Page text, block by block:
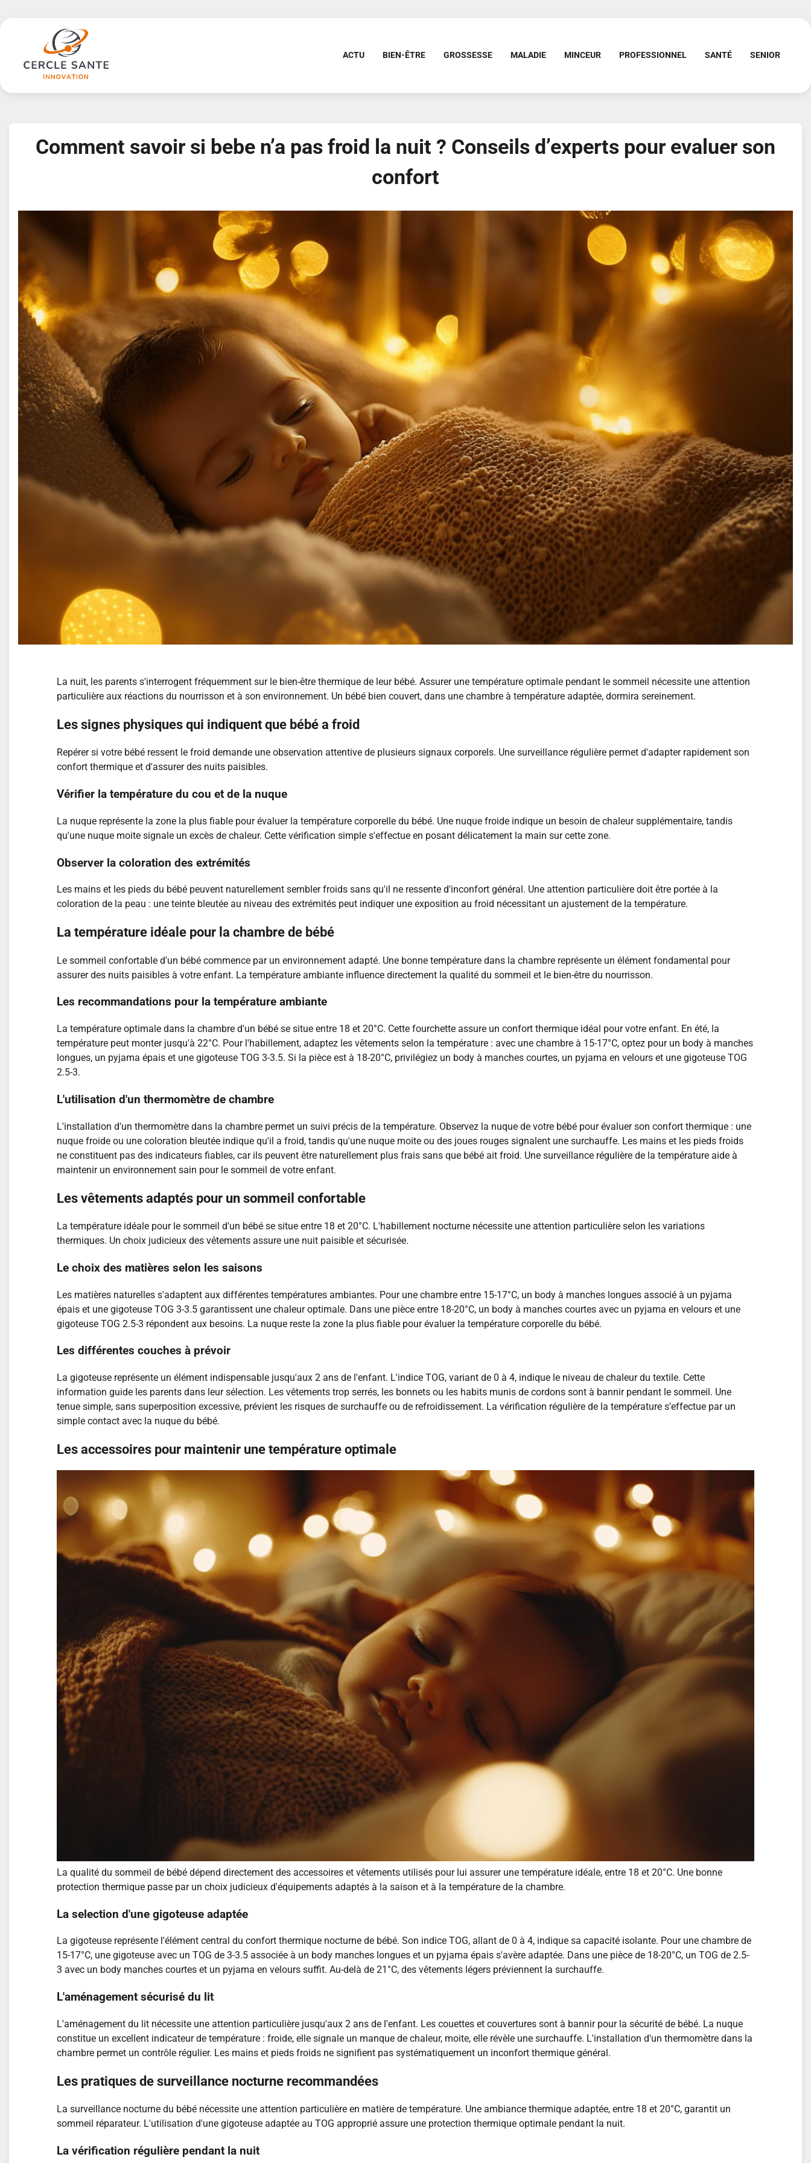
ACTU BIEN-ÊTRE GROSSESSE MALADIE MINCEUR PROFESSIONNEL SANTÉ SENIOR
Comment savoir si bebe n’a pas froid la nuit ? Conseils d’experts pour evaluer son
confort
La nuit, les parents s'interrogent fréquemment sur le bien-être thermique de leur bébé. Assurer une température optimale pendant le sommeil nécessite une attention
particulière aux réactions du nourrisson et à son environnement. Un bébé bien couvert, dans une chambre à température adaptée, dormira sereinement.
Les signes physiques qui indiquent que bébé a froid
Repérer si votre bébé ressent le froid demande une observation attentive de plusieurs signaux corporels. Une surveillance régulière permet d'adapter rapidement son
confort thermique et d'assurer des nuits paisibles.
Vérifier la température du cou et de la nuque
La nuque représente la zone la plus fiable pour évaluer la température corporelle du bébé. Une nuque froide indique un besoin de chaleur supplémentaire, tandis
qu'une nuque moite signale un excès de chaleur. Cette vérification simple s'effectue en posant délicatement la main sur cette zone.
Observer la coloration des extrémités
Les mains et les pieds du bébé peuvent naturellement sembler froids sans qu'il ne ressente d'inconfort général. Une attention particulière doit être portée à la
coloration de la peau : une teinte bleutée au niveau des extrémités peut indiquer une exposition au froid nécessitant un ajustement de la température.
La température idéale pour la chambre de bébé
Le sommeil confortable d'un bébé commence par un environnement adapté. Une bonne température dans la chambre représente un élément fondamental pour
assurer des nuits paisibles à votre enfant. La température ambiante influence directement la qualité du sommeil et le bien-être du nourrisson.
Les recommandations pour la température ambiante
La température optimale dans la chambre d'un bébé se situe entre 18 et 20°C. Cette fourchette assure un confort thermique idéal pour votre enfant. En été, la
température peut monter jusqu'à 22°C. Pour l'habillement, adaptez les vêtements selon la température : avec une chambre à 15-17°C, optez pour un body à manches
longues, un pyjama épais et une gigoteuse TOG 3-3.5. Si la pièce est à 18-20°C, privilégiez un body à manches courtes, un pyjama en velours et une gigoteuse TOG
2.5-3.
L'utilisation d'un thermomètre de chambre
L'installation d'un thermomètre dans la chambre permet un suivi précis de la température. Observez la nuque de votre bébé pour évaluer son confort thermique : une
nuque froide ou une coloration bleutée indique qu'il a froid, tandis qu'une nuque moite ou des joues rouges signalent une surchauffe. Les mains et les pieds froids
ne constituent pas des indicateurs fiables, car ils peuvent être naturellement plus frais sans que bébé ait froid. Une surveillance régulière de la température aide à
maintenir un environnement sain pour le sommeil de votre enfant.
Les vêtements adaptés pour un sommeil confortable
La température idéale pour le sommeil d'un bébé se situe entre 18 et 20°C. L'habillement nocturne nécessite une attention particulière selon les variations
thermiques. Un choix judicieux des vêtements assure une nuit paisible et sécurisée.
Le choix des matières selon les saisons
Les matières naturelles s'adaptent aux différentes températures ambiantes. Pour une chambre entre 15-17°C, un body à manches longues associé à un pyjama
épais et une gigoteuse TOG 3-3.5 garantissent une chaleur optimale. Dans une pièce entre 18-20°C, un body à manches courtes avec un pyjama en velours et une
gigoteuse TOG 2.5-3 répondent aux besoins. La nuque reste la zone la plus fiable pour évaluer la température corporelle du bébé.
Les différentes couches à prévoir
La gigoteuse représente un élément indispensable jusqu'aux 2 ans de l'enfant. L'indice TOG, variant de 0 à 4, indique le niveau de chaleur du textile. Cette
information guide les parents dans leur sélection. Les vêtements trop serrés, les bonnets ou les habits munis de cordons sont à bannir pendant le sommeil. Une
tenue simple, sans superposition excessive, prévient les risques de surchauffe ou de refroidissement. La vérification régulière de la température s'effectue par un
simple contact avec la nuque du bébé.
Les accessoires pour maintenir une température optimale
La qualité du sommeil de bébé dépend directement des accessoires et vêtements utilisés pour lui assurer une température idéale, entre 18 et 20°C. Une bonne
protection thermique passe par un choix judicieux d'équipements adaptés à la saison et à la température de la chambre.
La selection d'une gigoteuse adaptée
La gigoteuse représente l'élément central du confort thermique nocturne de bébé. Son indice TOG, allant de 0 à 4, indique sa capacité isolante. Pour une chambre de
15-17°C, une gigoteuse avec un TOG de 3-3.5 associée à un body manches longues et un pyjama épais s'avère adaptée. Dans une pièce de 18-20°C, un TOG de 2.5-
3 avec un body manches courtes et un pyjama en velours suffit. Au-delà de 21°C, des vêtements légers préviennent la surchauffe.
L'aménagement sécurisé du lit
L'aménagement du lit nécessite une attention particulière jusqu'aux 2 ans de l'enfant. Les couettes et couvertures sont à bannir pour la sécurité de bébé. La nuque
constitue un excellent indicateur de température : froide, elle signale un manque de chaleur, moite, elle révèle une surchauffe. L'installation d'un thermomètre dans la
chambre permet un contrôle régulier. Les mains et pieds froids ne signifient pas systématiquement un inconfort thermique général.
Les pratiques de surveillance nocturne recommandées
La surveillance nocturne du bébé nécessite une attention particulière en matière de température. Une ambiance thermique adaptée, entre 18 et 20°C, garantit un
sommeil réparateur. L'utilisation d'une gigoteuse adaptée au TOG approprié assure une protection thermique optimale pendant la nuit.
La vérification régulière pendant la nuit